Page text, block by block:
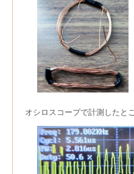
オシロスコープで計測したと